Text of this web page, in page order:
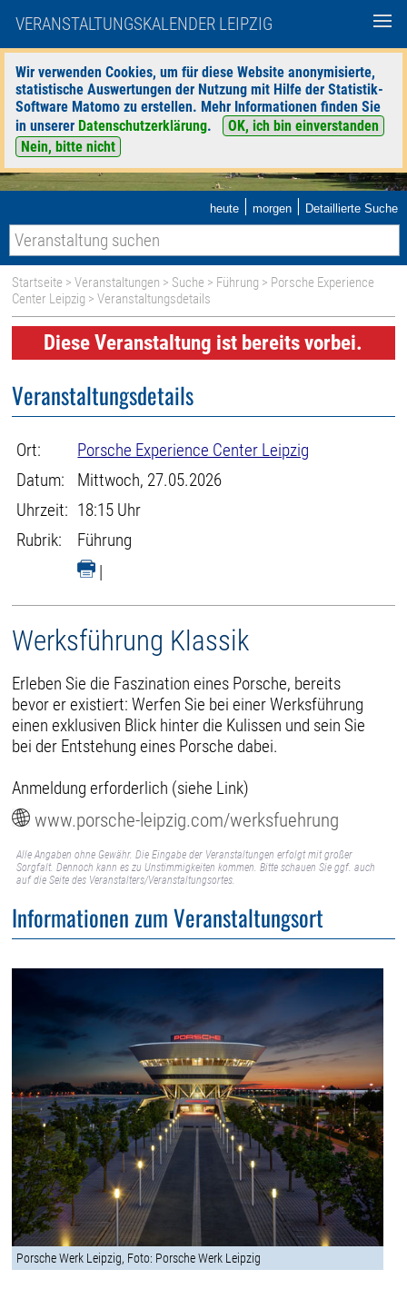
VERANSTALTUNGSKALENDER LEIPZIG
Wir verwenden Cookies, um für diese Website anonymisierte,
statistische Auswertungen der Nutzung mit Hilfe der Statistik-
Software Matomo zu erstellen. Mehr Informationen finden Sie
in unserer Datenschutzerklärung.
OK, ich bin einverstanden
Nein, bitte nicht
heute | morgen | Detaillierte Suche
Startseite >Veranstaltungen > Suche > Führung > Porsche Experience
Center Leipzig > Veranstaltungsdetails
Diese Veranstaltung ist bereits vorbei.
Veranstaltungsdetails
Ort:
Porsche Experience Center Leipzig
Datum:
Mittwoch, 27.05.2026
Uhrzeit: 18:15 Uhr
Rubrik:
Führung
|
Werksführung Klassik
Erleben Sie die Faszination eines Porsche, bereits
bevor er existiert: Werfen Sie bei einer Werksführung
einen exklusiven Blick hinter die Kulissen und sein Sie
bei der Entstehung eines Porsche dabei.
Anmeldung erforderlich (siehe Link)
www.porsche-leipzig.com/werksfuehrung
Alle Angaben ohne Gewähr. Die Eingabe der Veranstaltungen erfolgt mit großer
Sorgfalt. Dennoch kann es zu Unstimmigkeiten kommen. Bitte schauen Sie ggf. auch
auf die Seite des Veranstalters/Veranstaltungsortes.
Informationen zum Veranstaltungsort
Porsche Werk Leipzig, Foto: Porsche Werk Leipzig